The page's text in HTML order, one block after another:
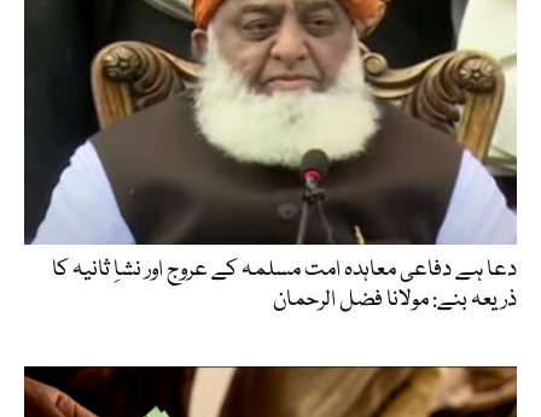
دعا ہے دفاعی معاہدہ امت مسلمہ کے عروج اور نشاِ ثانیہ کا
ذریعہ بنے: مولانا فضل الرحمان